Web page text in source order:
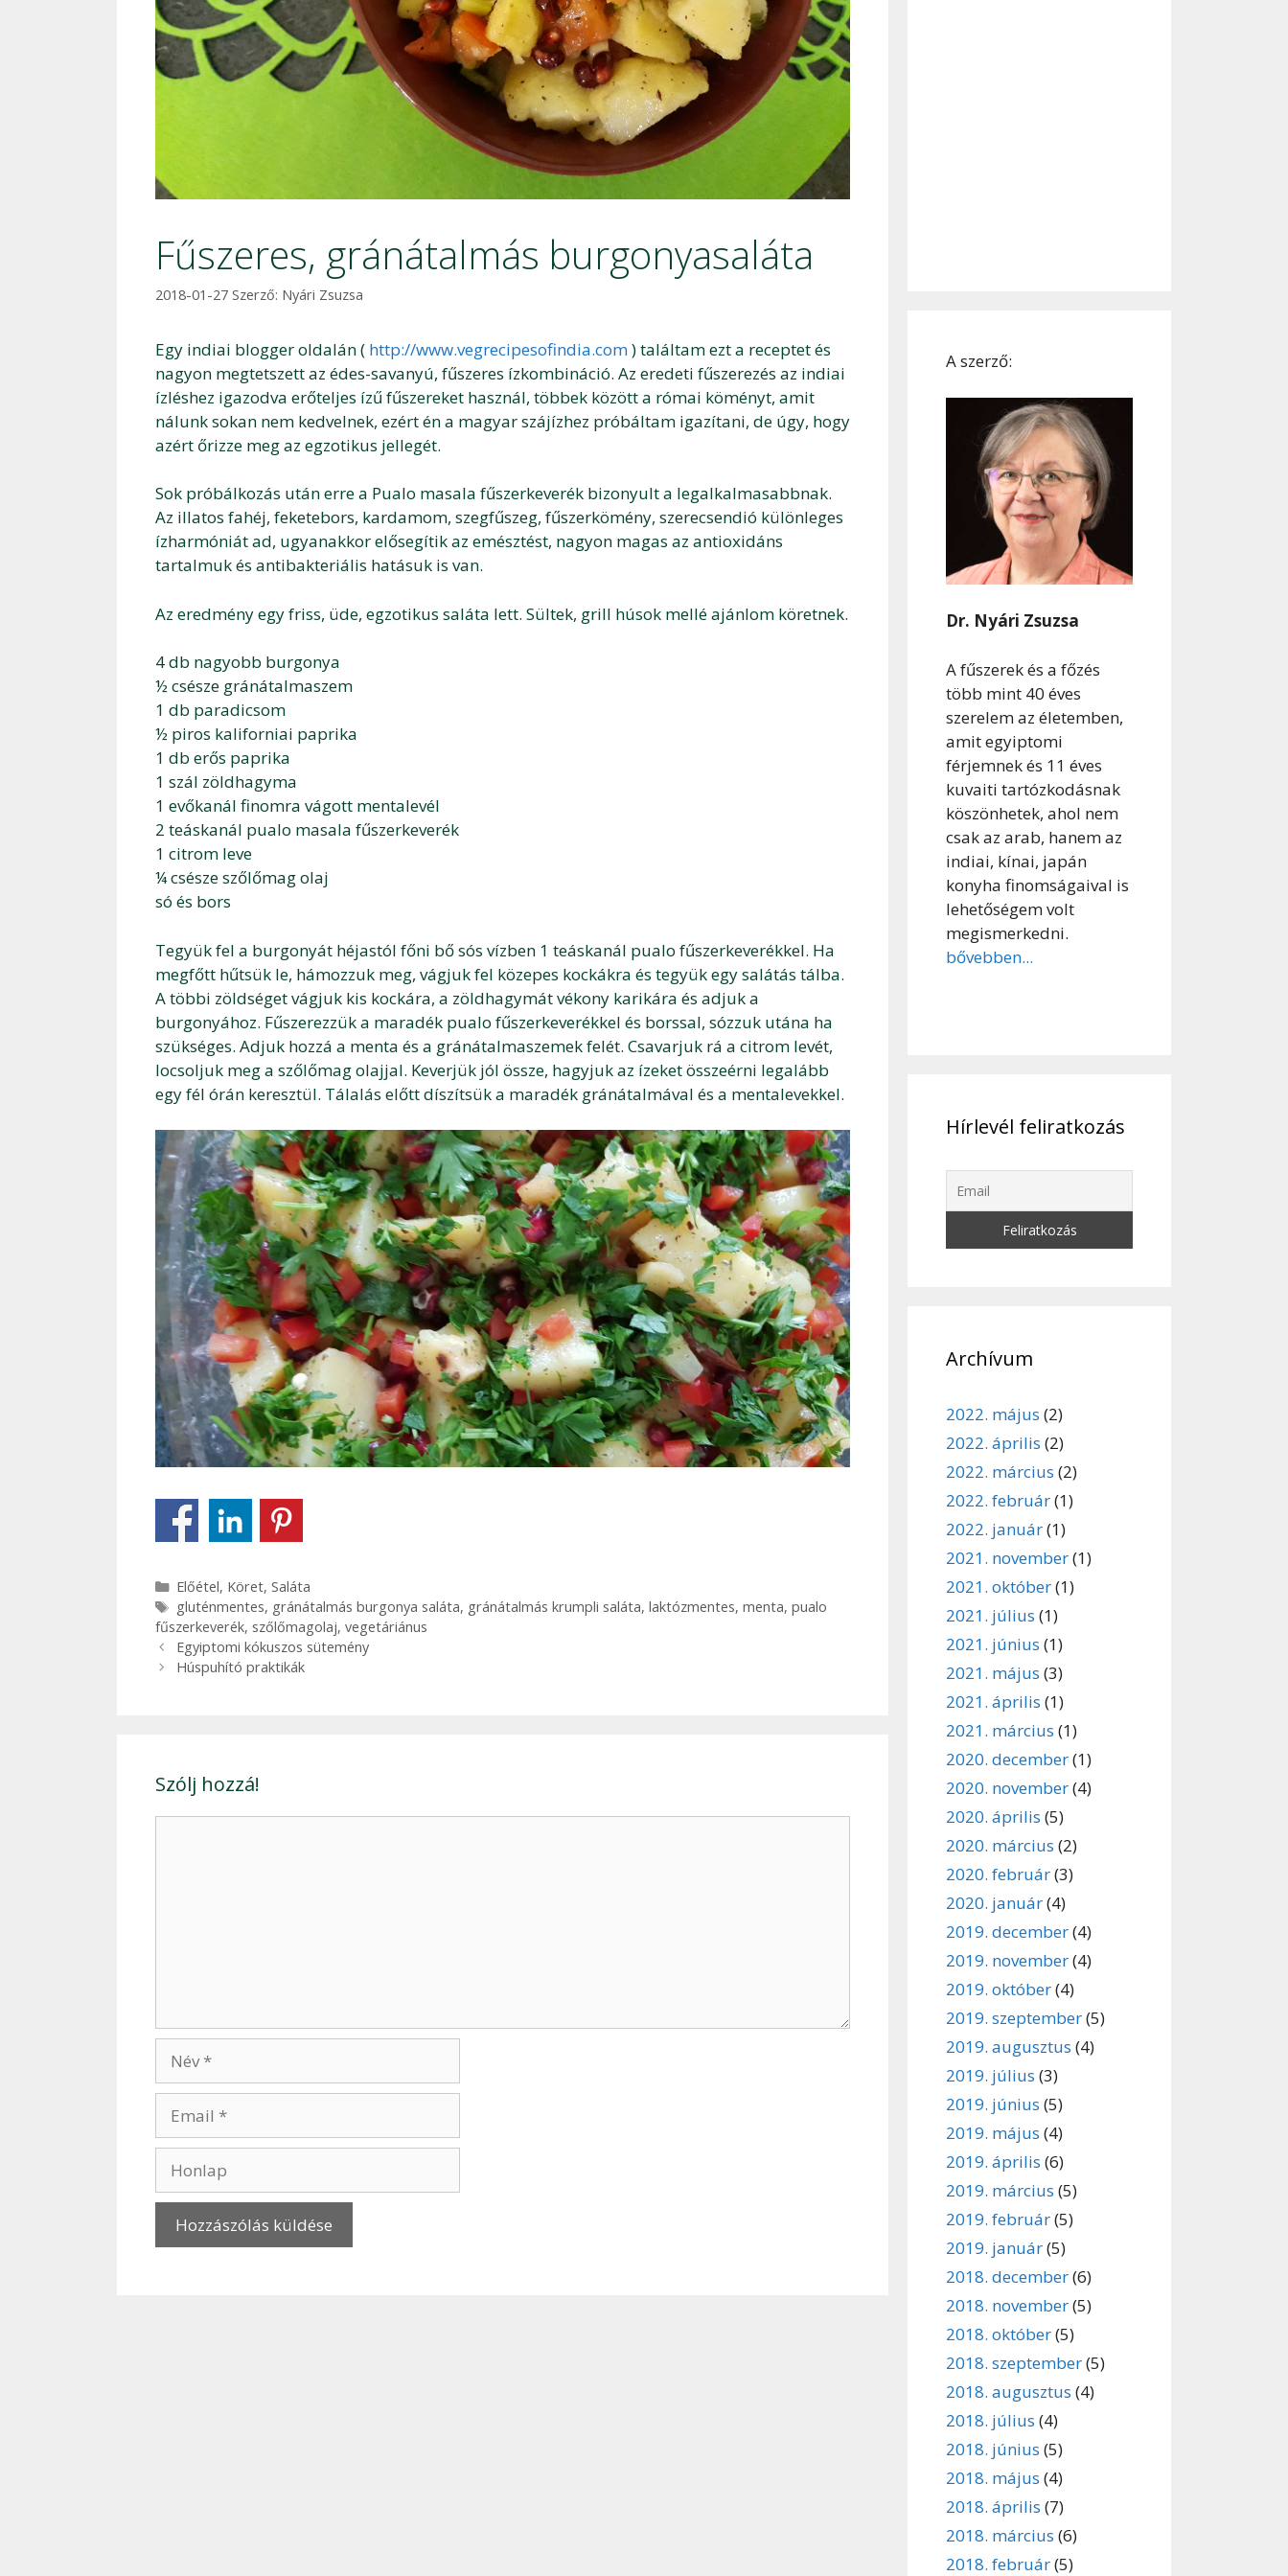
Fűszeres, gránátalmás burgonyasaláta
2018-01-27 Szerző: Nyári Zsuzsa
Egy indiai blogger oldalán ( http://www.vegrecipesofindia.com) találtam ezt a receptet és
nagyon megtetszett az édes-savanyú, fűszeres ízkombináció. Az eredeti fűszerezés az indiai
ízléshez igazodva erőteljes ízű fűszereket használ, többek között a római köményt, amit
nálunk sokan nem kedvelnek, ezért én a magyar szájízhez próbáltam igazítani, de úgy, hogy
azért őrizze meg az egzotikus jellegét.
Sok próbálkozás után erre a Pualo masala fűszerkeverék bizonyult a legalkalmasabbnak.
Az illatos fahéj, feketebors, kardamom, szegfűszeg, fűszerkömény, szerecsendió különleges
ízharmóniát ad, ugyanakkor elősegítik az emésztést, nagyon magas az antioxidáns
tartalmuk és antibakteriális hatásuk is van.
Az eredmény egy friss, üde, egzotikus saláta lett. Sültek, grill húsok mellé ajánlom köretnek.
4 db nagyobb burgonya
½ csésze gránátalmaszem
1 db paradicsom
½ piros kaliforniai paprika
1 db erős paprika
1 szál zöldhagyma
1 evőkanál finomra vágott mentalevél
2 teáskanál pualo masala fűszerkeverék
1 citrom leve
¼ csésze szőlőmag olaj
só és bors
Tegyük fel a burgonyát héjastól főni bő sós vízben 1 teáskanál pualo fűszerkeverékkel. Ha
megfőtt hűtsük le, hámozzuk meg, vágjuk fel közepes kockákra és tegyük egy salátás tálba.
A többi zöldséget vágjuk kis kockára, a zöldhagymát vékony karikára és adjuk a
burgonyához. Fűszerezzük a maradék pualo fűszerkeverékkel és borssal, sózzuk utána ha
szükséges. Adjuk hozzá a menta és a gránátalmaszemek felét. Csavarjuk rá a citrom levét,
locsoljuk meg a szőlőmag olajjal. Keverjük jól össze, hagyjuk az ízeket összeérni legalább
egy fél órán keresztül. Tálalás előtt díszítsük a maradék gránátalmával és a mentalevekkel.
Kategória
Előétel, Köret, Saláta
Címkék
gluténmentes, gránátalmás burgonya saláta, gránátalmás krumpli saláta, laktózmentes, menta, pualo
fűszerkeverék, szőlőmagolaj, vegetáriánus
Bejegyzés
navigáció
Egyiptomi kókuszos sütemény
Húspuhító praktikák
Szólj hozzá!
A szerző:
Dr. Nyári Zsuzsa
A fűszerek és a főzés
több mint 40 éves
szerelem az életemben,
amit egyiptomi
férjemnek és 11 éves
kuvaiti tartózkodásnak
köszönhetek, ahol nem
csak az arab, hanem az
indiai, kínai, japán
konyha finomságaival is
lehetőségem volt
megismerkedni.
bővebben...
Hírlevél feliratkozás
Archívum
2022. május (2)
2022. április (2)
2022. március (2)
2022. február(1)
2022. január(1)
2021. november(1)
2021. október(1)
2021. július (1)
2021. június (1)
2021. május (3)
2021. április (1)
2021. március (1)
2020. december(1)
2020. november(4)
2020. április (5)
2020. március (2)
2020. február(3)
2020. január(4)
2019. december(4)
2019. november(4)
2019. október(4)
2019. szeptember(5)
2019. augusztus (4)
2019. július (3)
2019. június (5)
2019. május (4)
2019. április (6)
2019. március (5)
2019. február(5)
2019. január(5)
2018. december(6)
2018. november(5)
2018. október(5)
2018. szeptember(5)
2018. augusztus (4)
2018. július (4)
2018. június (5)
2018. május (4)
2018. április (7)
2018. március (6)
2018. február(5)